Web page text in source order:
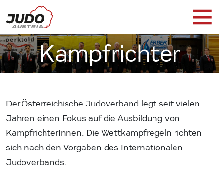
Kampfrichter
Der Österreichische Judoverband legt seit vielen
Jahren einen Fokus auf die Ausbildung von
KampfrichterInnen. Die Wettkampfregeln richten
sich nach den Vorgaben des Internationalen
Judoverbands.